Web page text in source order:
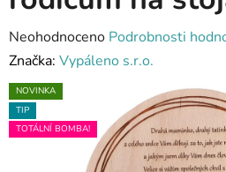
Průměrné
hodnocení
produktu
je
0,0
Neohodnoceno Podrobnosti
Značka: Vypáleno s.r.o.
NOVINKA
TIP
TOTÁLNÍ BOMBA!